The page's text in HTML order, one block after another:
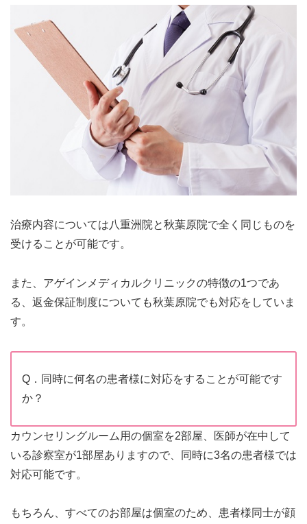
治療内容については八重洲院と秋葉原院で全く同じものを
受けることが可能です。
また、アゲインメディカルクリニックの特徴の1つであ
る、返金保証制度についても秋葉原院でも対応をしていま
す。
Q．同時に何名の患者様に対応をすることが可能です
か？
カウンセリングルーム用の個室を2部屋、医師が在中して
いる診察室が1部屋ありますので、同時に3名の患者様では
対応可能です。
もちろん、すべてのお部屋は個室のため、患者様同士が顔